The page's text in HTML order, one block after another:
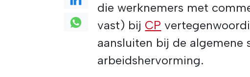
die werknemers met
vast) bij CP
aansluiten bij de
arbeidshervorming.